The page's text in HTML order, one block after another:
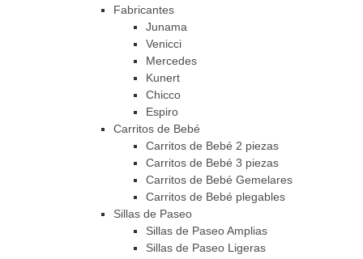
Fabricantes
Junama
Venicci
Mercedes
Kunert
Chicco
Espiro
Carritos de Bebé
Carritos de Bebé 2 piezas
Carritos de Bebé 3 piezas
Carritos de Bebé Gemelares
Carritos de Bebé plegables
Sillas de Paseo
Sillas de Paseo Amplias
Sillas de Paseo Ligeras